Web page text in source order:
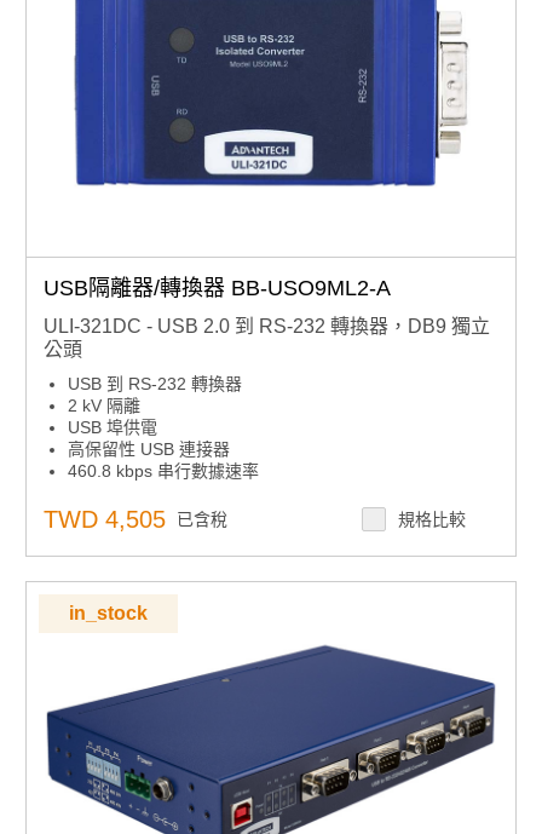
USB隔離器/轉換器 BB-USO9ML2-A
ULI-321DC - USB 2.0 到 RS-232 轉換器，DB9 獨立
公頭
USB 到 RS-232 轉換器
2 kV 隔離
USB 埠供電
高保留性 USB 連接器
460.8 kbps 串行數據速率
TWD 4,505 已含稅 規格比較
in_stock